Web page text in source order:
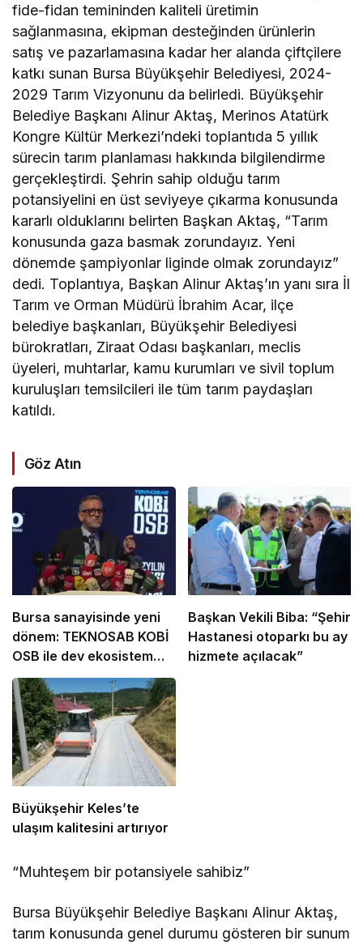
fide-fidan temininden kaliteli üretimin
sağlanmasına, ekipman desteğinden ürünlerin
satış ve pazarlamasına kadar her alanda çiftçilere
katkı sunan Bursa Büyükşehir Belediyesi, 2024-
2029 Tarım Vizyonunu da belirledi. Büyükşehir
Belediye Başkanı Alinur Aktaş, Merinos Atatürk
Kongre Kültür Merkezi’ndeki toplantıda 5 yıllık
sürecin tarım planlaması hakkında bilgilendirme
gerçekleştirdi. Şehrin sahip olduğu tarım
potansiyelini en üst seviyeye çıkarma konusunda
kararlı olduklarını belirten Başkan Aktaş, “Tarım
konusunda gaza basmak zorundayız. Yeni
dönemde şampiyonlar liginde olmak zorundayız”
dedi. Toplantıya, Başkan Alinur Aktaş’ın yanı sıra İl
Tarım ve Orman Müdürü İbrahim Acar, ilçe
belediye başkanları, Büyükşehir Belediyesi
bürokratları, Ziraat Odası başkanları, meclis
üyeleri, muhtarlar, kamu kurumları ve sivil toplum
kuruluşları temsilcileri ile tüm tarım paydaşları
katıldı.
Göz Atın
Bursa sanayisinde yeni
dönem: TEKNOSAB KOBİ
OSB ile dev ekosistem
hayata geçiyor
Başkan Vekili Biba: “Şehir
Hastanesi otoparkı bu ay
hizmete açılacak”
Büyükşehir Keles’te
ulaşım kalitesini artırıyor
“Muhteşem bir potansiyele sahibiz”
Bursa Büyükşehir Belediye Başkanı Alinur Aktaş,
tarım konusunda genel durumu gösteren bir sunum